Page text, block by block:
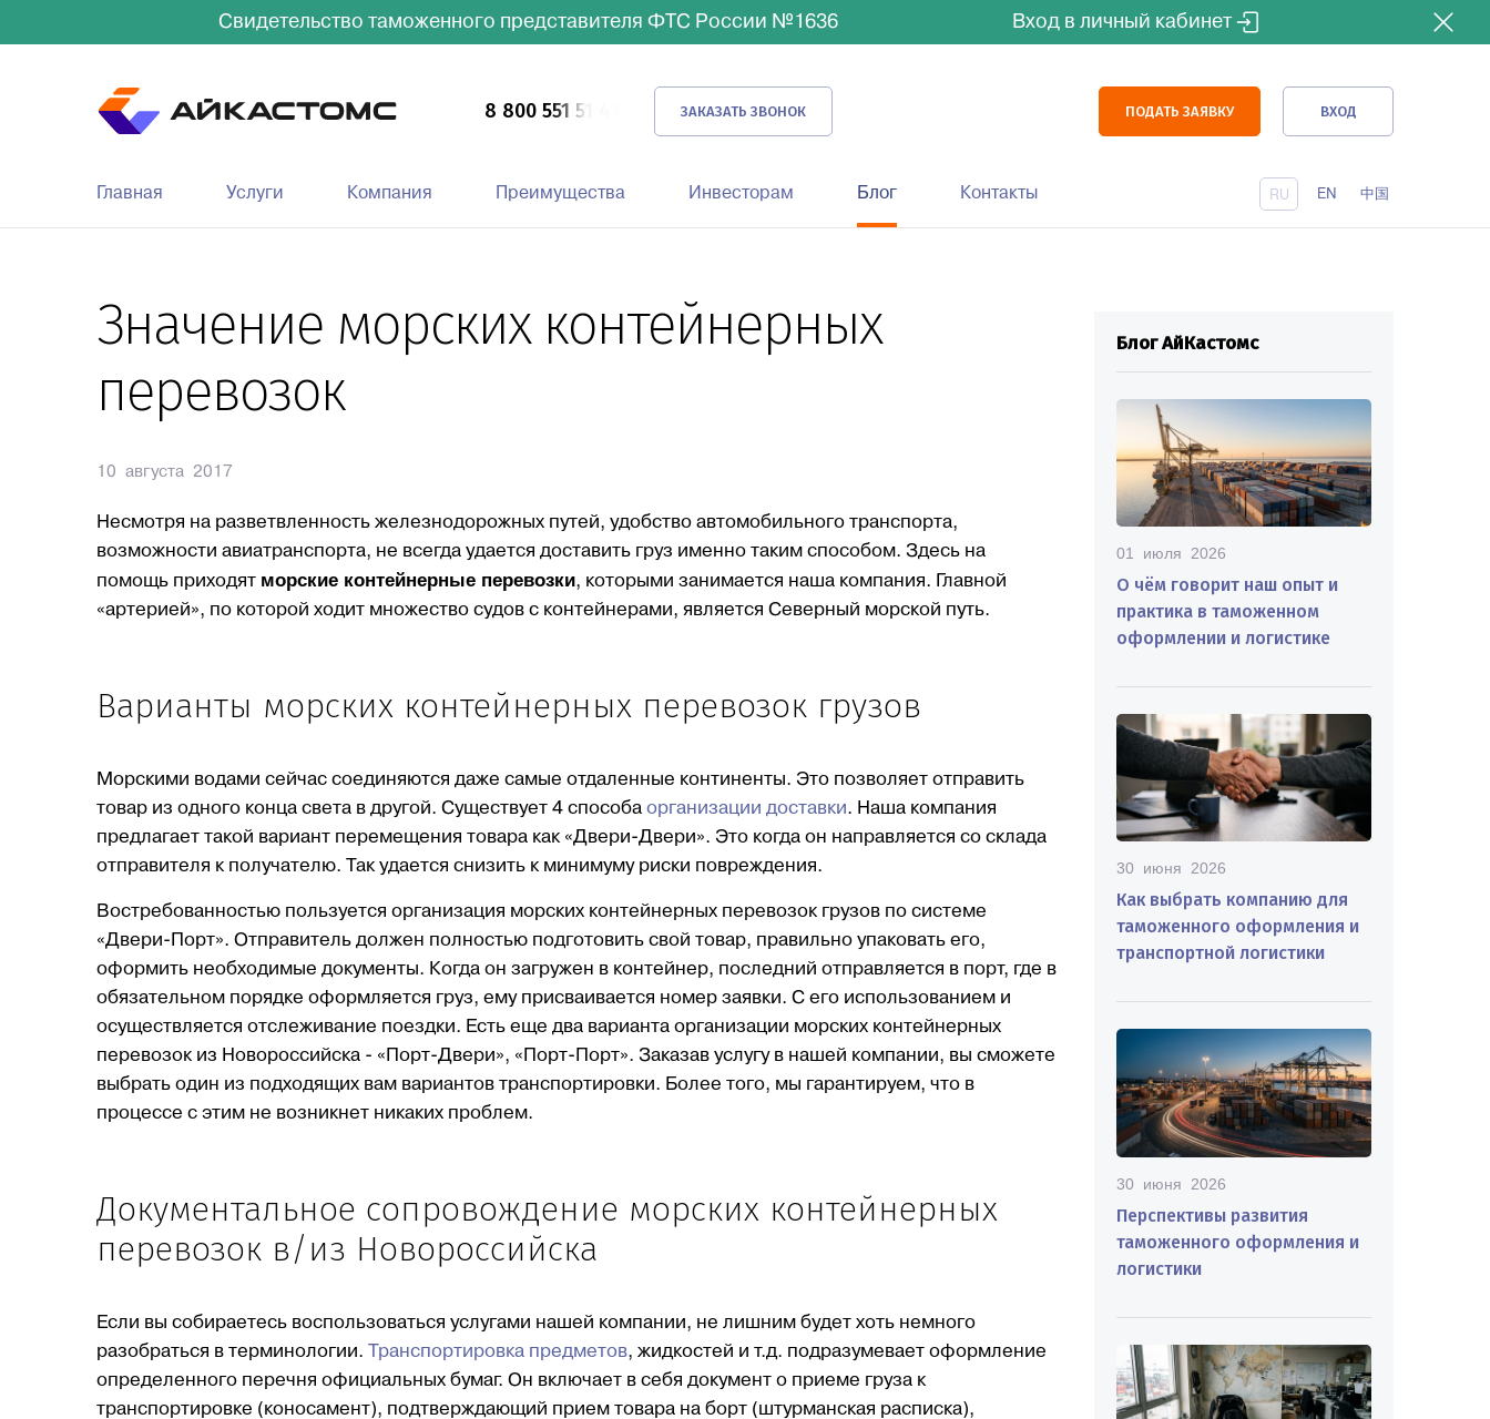
Свидетельство таможенного представителя ФТС России №1636 Вход в личный кабинет
Главная Услуги Компания Преимущества Инвесторам Блог Контакты
8 800 551 51 47 ЗАКАЗАТЬ ЗВОНОК ПОДАТЬ ЗАЯВКУ ВХОД
RU EN 中国
Значение морских контейнерных
перевозок
10 августа 2017
Несмотря на разветвленность железнодорожных путей, удобство автомобильного транспорта,
возможности авиатранспорта, не всегда удается доставить груз именно таким способом. Здесь на
помощь приходят морские контейнерные перевозки, которыми занимается наша компания. Главной
«артерией», по которой ходит множество судов с контейнерами, является Северный морской путь.
Варианты морских контейнерных перевозок грузов
Морскими водами сейчас соединяются даже самые отдаленные континенты. Это позволяет отправить
товар из одного конца света в другой. Существует 4 способа организации доставки. Наша компания
предлагает такой вариант перемещения товара как «Двери-Двери». Это когда он направляется со склада
отправителя к получателю. Так удается снизить к минимуму риски повреждения.
Востребованностью пользуется организация морских контейнерных перевозок грузов по системе
«Двери-Порт». Отправитель должен полностью подготовить свой товар, правильно упаковать его,
оформить необходимые документы. Когда он загружен в контейнер, последний отправляется в порт, где в
обязательном порядке оформляется груз, ему присваивается номер заявки. С его использованием и
осуществляется отслеживание поездки. Есть еще два варианта организации морских контейнерных
перевозок из Новороссийска - «Порт-Двери», «Порт-Порт». Заказав услугу в нашей компании, вы сможете
выбрать один из подходящих вам вариантов транспортировки. Более того, мы гарантируем, что в
процессе с этим не возникнет никаких проблем.
Документальное сопровождение морских контейнерных
перевозок в/из Новороссийска
Если вы собираетесь воспользоваться услугами нашей компании, не лишним будет хоть немного
разобраться в терминологии.
Транспортировка предметов, жидкостей и т.д. подразумевает оформление
определенного перечня официальных бумаг. Он включает в себя документ о приеме груза к
транспортировке (коносамент), подтверждающий прием товара на борт (штурманская расписка),
Блог АйКастомс
01 июля 2026
О чём говорит наш опыт и
практика в таможенном
оформлении и логистике
30 июня 2026
Как выбрать компанию для
таможенного оформления и
транспортной логистики
30 июня 2026
Перспективы развития
таможенного оформления и
логистики